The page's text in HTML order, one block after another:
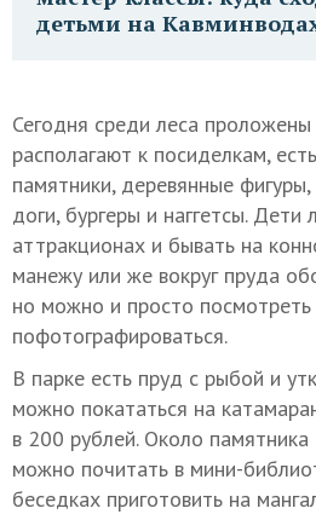
детьми на
Сегодня среди леса проложены
располагают к посиделкам,
памятники, деревянные
доги, бургеры и наггетсы. Дети
аттракционах и бывать на
манежу или же вокруг пруда
но можно и просто
пофотографироваться.
В парке есть пруд с рыбой и
можно покататься на
в 200 рублей. Около
можно почитать в мини-
беседках приготовить на